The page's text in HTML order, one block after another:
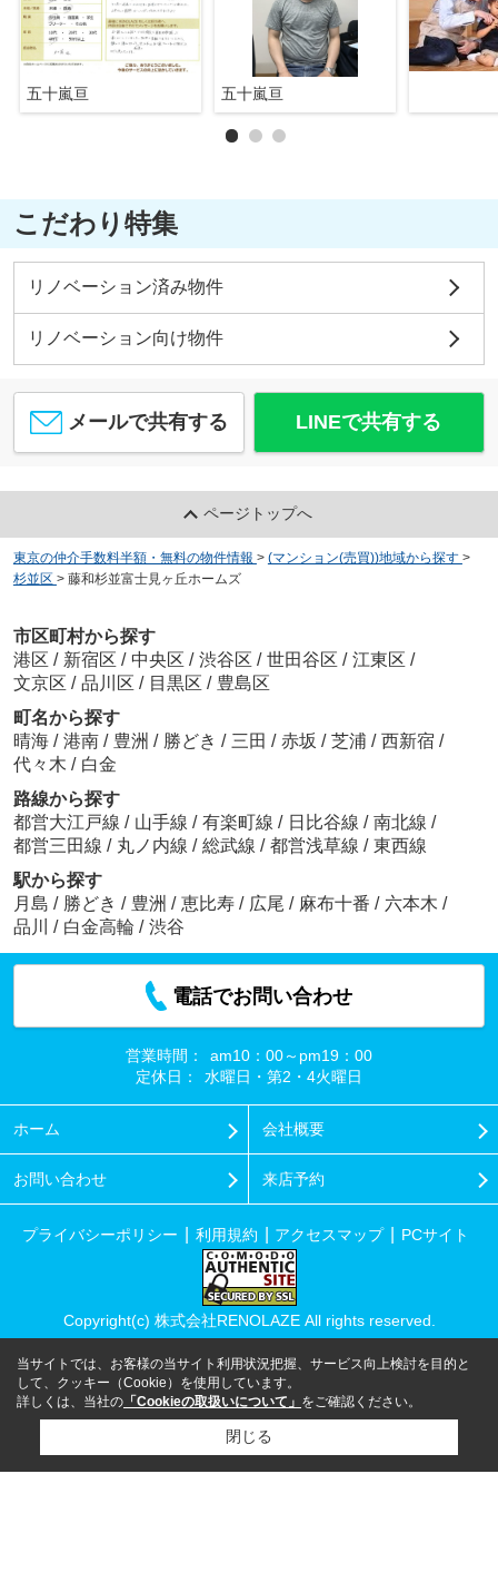
五十嵐亘 五十嵐亘
こだわり特集
リノベーション済み物件
リノベーション向け物件
メールで共有する LINEで共有する
ページトップへ
東京の仲介手数料半額・無料の物件情報 > (マンション(売買))地域から探す >
杉並区 > 藤和杉並富士見ヶ丘ホームズ
市区町村から探す
港区 / 新宿区 / 中央区 / 渋谷区 / 世田谷区 / 江東区 /
文京区 / 品川区 / 目黒区 / 豊島区
町名から探す
晴海 / 港南 / 豊洲 / 勝どき / 三田 / 赤坂 / 芝浦 / 西新宿 /
代々木 / 白金
路線から探す
都営大江戸線 / 山手線 / 有楽町線 / 日比谷線 / 南北線 /
都営三田線 / 丸ノ内線 / 総武線 / 都営浅草線 / 東西線
駅から探す
月島 / 勝どき / 豊洲 / 恵比寿 / 広尾 / 麻布十番 / 六本木 /
品川
/ 白金高輪 / 渋谷
電話でお問い合わせ
営業時間：
am10：00～pm19：00
定休日：
水曜日・第2・4火曜日
ホーム 会社概要
お問い合わせ 来店予約
プライバシーポリシー 利用規約 アクセスマップ PCサイト
Copyright(c) 株式会社RENOLAZE All rights reserved.
当サイトでは、お客様の当サイト利用状況把握、サービス向上検討を目的と
して、クッキー（Cookie）を使用しています。
詳しくは、当社の 「Cookieの取扱いについて」 をご確認ください。
閉じる